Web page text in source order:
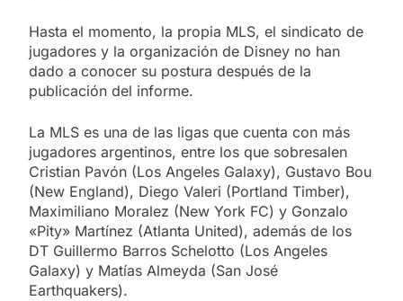
Hasta el momento, la propia MLS, el sindicato de
jugadores y la organización de Disney no han
dado a conocer su postura después de la
publicación del informe.
La MLS es una de las ligas que cuenta con más
jugadores argentinos, entre los que sobresalen
Cristian Pavón (Los Angeles Galaxy), Gustavo Bou
(New England), Diego Valeri (Portland Timber),
Maximiliano Moralez (New York FC) y Gonzalo
«Pity» Martínez (Atlanta United), además de los
DT Guillermo Barros Schelotto (Los Angeles
Galaxy) y Matías Almeyda (San José
Earthquakers).